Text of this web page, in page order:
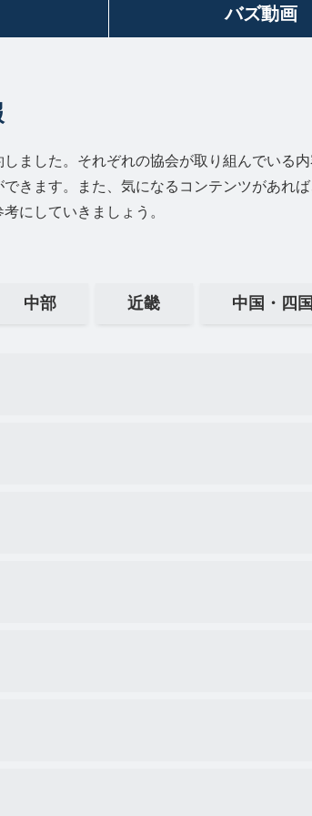
バズ動画
ました。それぞれの協会が取り組んでいる
きます。また、気になるコンテンツがあれ
にしていきましょう。
中部 近畿 中国・四